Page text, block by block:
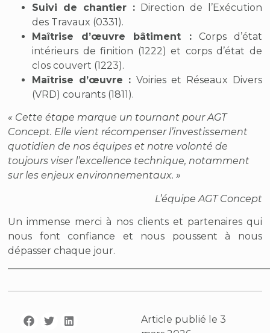
Suivi de chantier : Direction de l’Exécution
des Travaux (0331).
Maîtrise d’œuvre bâtiment :Corps d’état
intérieurs de finition (1222) et corps d’état de
clos couvert (1223).
Maîtrise d’œuvre : Voiries et Réseaux Divers
(VRD) courants (1811).
« Cette étape marque un tournant pour AGT
Concept. Elle vient récompenser l’investissement
quotidien de nos équipes et notre volonté de
toujours viser l’excellence technique, notamment
sur les enjeux environnementaux. »
L’équipe AGT Concept
Un immense merci à nos clients et partenaires qui
nous font confiance et nous poussent à nous
dépasser chaque jour.
Article publié le 3